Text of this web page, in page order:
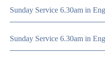
Sunday Service 6.30am in
Sunday Service 6.30am in